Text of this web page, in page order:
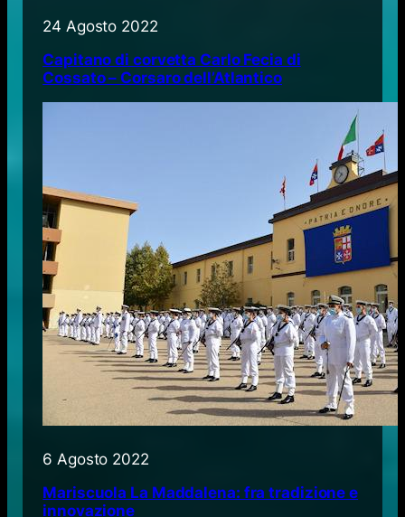
24 Agosto 2022
Capitano di corvetta Carlo Fecia di
Cossato – Corsaro dell’Atlantico
6 Agosto 2022
Mariscuola La Maddalena: fra tradizione e
innovazione